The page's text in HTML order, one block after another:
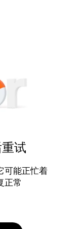
试
可能正忙着
正常